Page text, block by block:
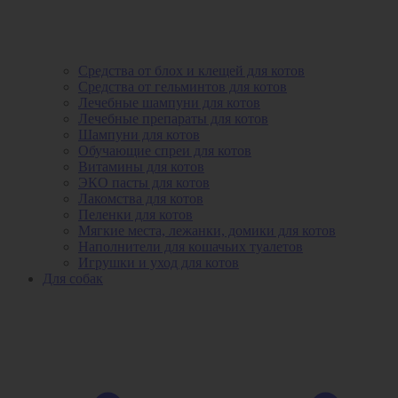
Средства от блох и клещей для котов
Средства от гельминтов для котов
Лечебные шампуни для котов
Лечебные препараты для котов
Шампуни для котов
Обучающие спреи для котов
Витамины для котов
ЭКО пасты для котов
Лакомства для котов
Пеленки для котов
Мягкие места, лежанки, домики для котов
Наполнители для кошачьих туалетов
Игрушки и уход для котов
Для собак